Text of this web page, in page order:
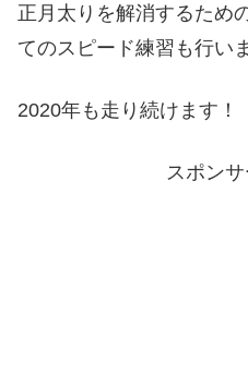
正月太りを解消するため
てのスピード練習も行い
2020年も走り続けます！
スポン